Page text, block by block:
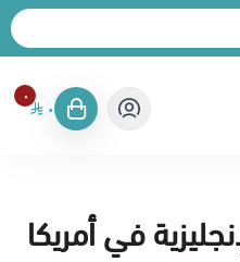
٠
٠
في أمريكا